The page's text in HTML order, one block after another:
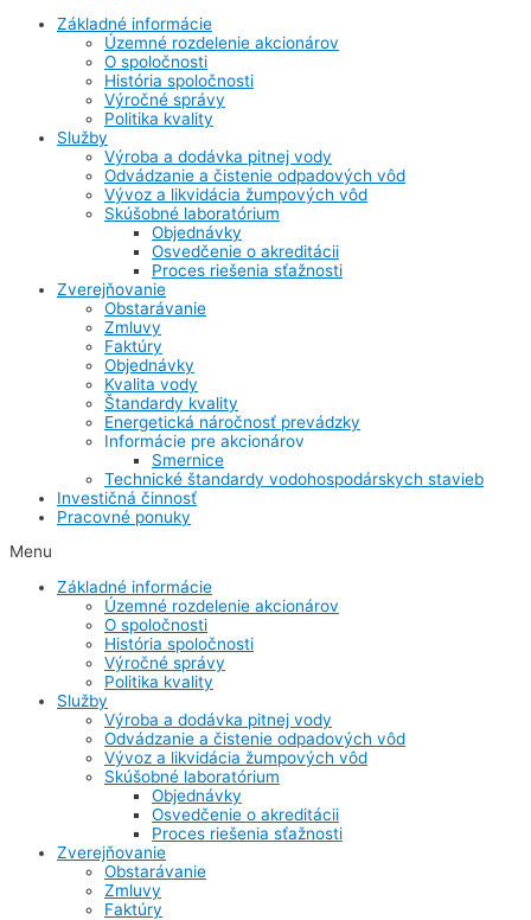
Základné informácie
Územné rozdelenie akcionárov
O spoločnosti
História spoločnosti
Výročné správy
Politika kvality
Služby
Výroba a dodávka pitnej vody
Odvádzanie a čistenie odpadových vôd
Vývoz a likvidácia žumpových vôd
Skúšobné laboratórium
Objednávky
Osvedčenie o akreditácii
Proces riešenia sťažnosti
Zverejňovanie
Obstarávanie
Zmluvy
Faktúry
Objednávky
Kvalita vody
Štandardy kvality
Energetická náročnosť prevádzky
Informácie pre akcionárov
Smernice
Technické štandardy vodohospodárskych stavieb
Investičná činnosť
Pracovné ponuky
Menu
Základné informácie
Územné rozdelenie akcionárov
O spoločnosti
História spoločnosti
Výročné správy
Politika kvality
Služby
Výroba a dodávka pitnej vody
Odvádzanie a čistenie odpadových vôd
Vývoz a likvidácia žumpových vôd
Skúšobné laboratórium
Objednávky
Osvedčenie o akreditácii
Proces riešenia sťažnosti
Zverejňovanie
Obstarávanie
Zmluvy
Faktúry